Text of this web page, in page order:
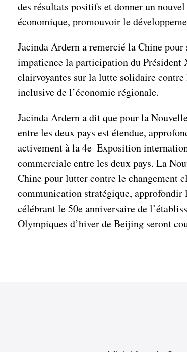
des résultats positifs et donner un
économique, promouvoir le
Jacinda Ardern a remercié la Chine
impatience la participation du Président
clairvoyantes sur la lutte solidaire
inclusive de l’économie régionale.
Jacinda Ardern a dit que pour la
entre les deux pays est étendue,
activement à la 4e Exposition
commerciale entre les deux pays. La
Chine pour lutter contre le changement
communication stratégique, approfondir
célébrant le 50e anniversaire de
Olympiques d’hiver de Beijing seront